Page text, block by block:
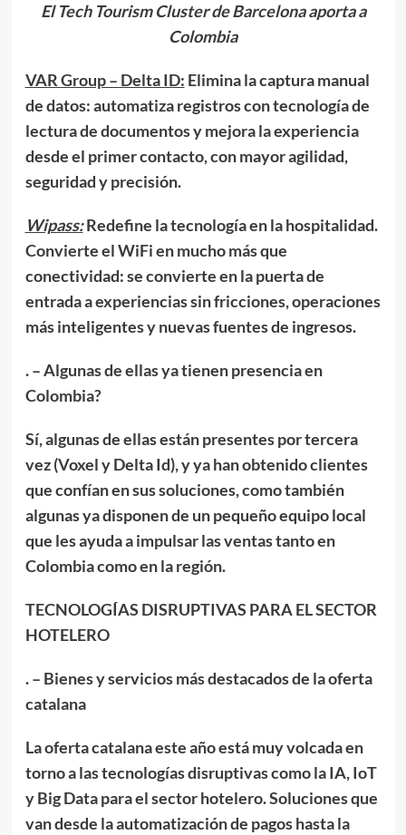
El Tech Tourism Cluster de Barcelona aporta a
Colombia
VAR Group – Delta ID: Elimina la captura manual
de datos: automatiza registros con tecnología de
lectura de documentos y mejora la experiencia
desde el primer contacto, con mayor agilidad,
seguridad y precisión.
Wipass:Redefine la tecnología en la hospitalidad.
Convierte el WiFi en mucho más que
conectividad: se convierte en la puerta de
entrada a experiencias sin fricciones, operaciones
más inteligentes y nuevas fuentes de ingresos.
. – Algunas de ellas ya tienen presencia en
Colombia?
Sí, algunas de ellas están presentes por tercera
vez (Voxel y Delta Id), y ya han obtenido clientes
que confían en sus soluciones, como también
algunas ya disponen de un pequeño equipo local
que les ayuda a impulsar las ventas tanto en
Colombia como en la región.
TECNOLOGÍAS DISRUPTIVAS PARA EL SECTOR
HOTELERO
. – Bienes y servicios más destacados de la oferta
catalana
La oferta catalana este año está muy volcada en
torno a las tecnologías disruptivas como la IA, IoT
y Big Data para el sector hotelero. Soluciones que
van desde la automatización de pagos hasta la